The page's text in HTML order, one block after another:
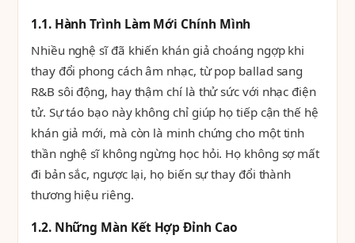
1.1. Hành Trình Làm Mới Chính Mình
Nhiều nghệ sĩ đã khiến khán giả choáng ngợp khi
thay đổi phong cách âm nhạc, từ pop ballad sang
R&B sôi động, hay thậm chí là thử sức với nhạc điện
tử. Sự táo bạo này không chỉ giúp họ tiếp cận thế hệ
khán giả mới, mà còn là minh chứng cho một tinh
thần nghệ sĩ không ngừng học hỏi. Họ không sợ mất
đi bản sắc, ngược lại, họ biến sự thay đổi thành
thương hiệu riêng.
1.2. Những Màn Kết Hợp Đỉnh Cao